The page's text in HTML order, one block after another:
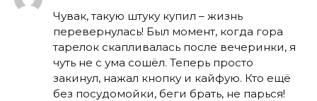
Чувак, такую штуку купил – жизнь
перевернулась! Был момент, когда гора
тарелок скапливалась после вечеринки, я
чуть не с ума сошёл. Теперь просто
закинул, нажал кнопку и кайфую. Кто ещё
без посудомойки, беги брать, не парься!